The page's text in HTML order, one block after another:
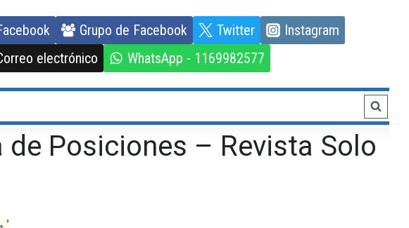
Grupo de Facebook Twitter
Instagram
electrónico
WhatsApp - 1169982577
Posiciones – Revista Solo